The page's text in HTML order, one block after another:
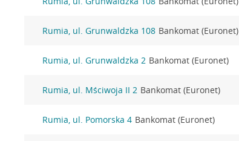
Rumia, ul. Grunwaldzka 108 Bankomat (Euronet)
Rumia, ul. Grunwaldzka 2 Bankomat (Euronet)
Rumia, ul. Mściwoja II 2 Bankomat (Euronet)
Rumia, ul. Pomorska 4 Bankomat (Euronet)